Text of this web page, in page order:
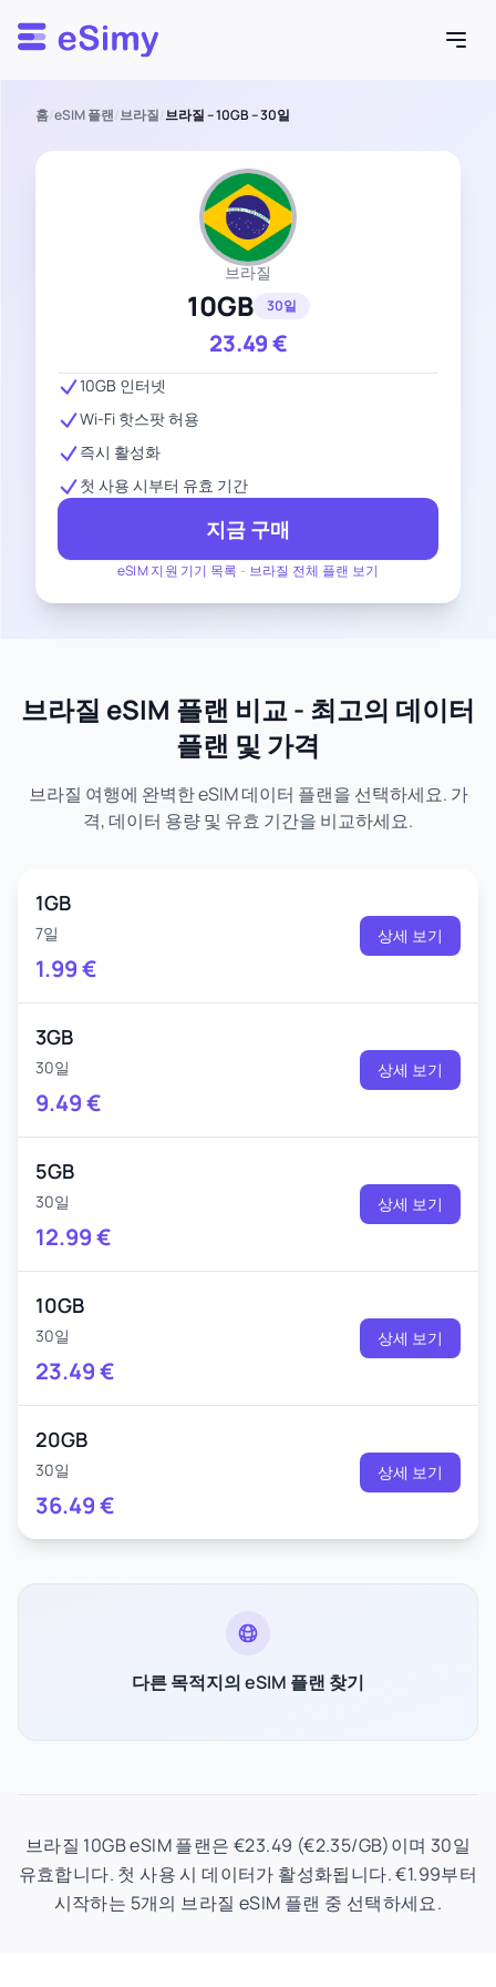
Esimy
홈/eSIM 플랜/브라질/브라질 – 10GB – 30일
브라질
10GB 30일
23.49€
eSIM 지원 기기 목록 - 브라질 전체 플랜 보기
10GB 인터넷
Wi-Fi 핫스팟 허용
즉시 활성화
첫 사용 시부터 유효 기간
지금 구매
브라질 eSIM 플랜 비교 - 최고의 데이터
플랜 및 가격
브라질 여행에 완벽한 eSIM 데이터 플랜을 선택하세요. 가
격, 데이터 용량 및 유효 기간을 비교하세요.
1GB
7일
1.99€
상세 보기
3GB
30일
9.49€
상세 보기
5GB
30일
12.99€
상세 보기
10GB
30일
23.49€
상세 보기
20GB
30일
36.49€
상세 보기
다른 목적지의 eSIM 플랜 찾기
브라질 10GB eSIM 플랜은 €23.49 (€2.35/GB)이며 30일
유효합니다. 첫 사용 시 데이터가 활성화됩니다. €1.99부터
시작하는 5개의 브라질 eSIM 플랜 중 선택하세요.